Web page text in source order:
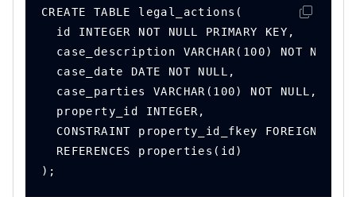
CREATE TABLE legal_actions(
  id INTEGER NOT NULL PRIMARY KEY,
  case_description VARCHAR(100) NOT NULL,
  case_date DATE NOT NULL,
  case_parties VARCHAR(100) NOT NULL,
  property_id INTEGER,
CONSTRAINT property_id_fkey FOREIGN
  REFERENCES properties(id)
);